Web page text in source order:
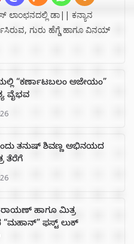
ಲಾಂಛನದಲ್ಲಿ ಡಾ|| ಕನ್ಯಾನ
ಗುರು ಹೆಗ್ಡೆ ಹಾಗೂ ವಿನಯ್
“ಕರ್ಣಾಟಬಲಂ ಅಜೇಯಂ”
ವೈಭವ
ತನುಷ್ ಶಿವಣ್ಣ ಅಭಿನಯದ
ತೆರೆಗೆ
ಹಾಗೂ ಮಿತ್ರ
ಫಸ್ಟ್ ಲುಕ್